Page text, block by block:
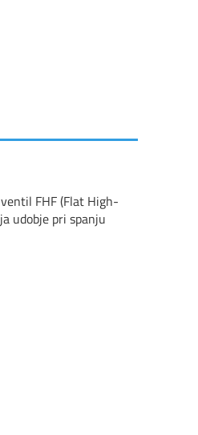
FHF (Flat High-
udobje pri spanju